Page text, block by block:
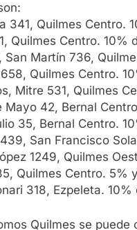
341, Quilmes Centro.
Quilmes Centro. 10%
Martín 736,
Quilmes Centro.
Mitre 531, Quilmes
42, Bernal
35, Bernal Centro.
San Francisco
1249, Quilmes
Quilmes Centro. 5%
318, Ezpeleta.
Quilmes se